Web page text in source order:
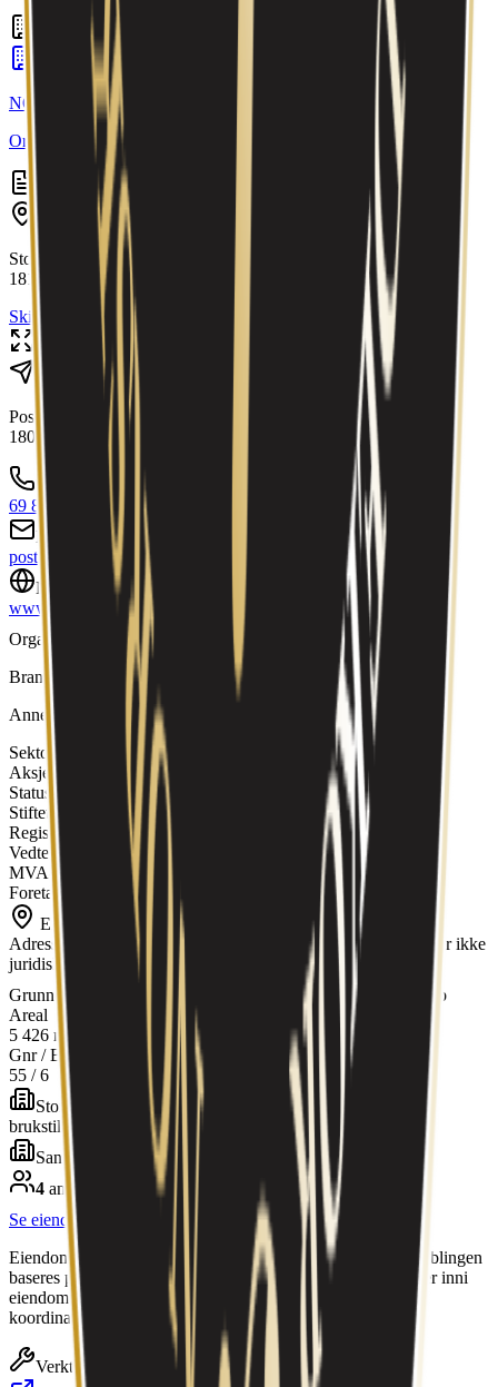
Underenheter
NORSK DEKOR AS
Org.nr:
979663196
Selskapsinformasjon
Adresse
Storveien 8
1816
SKIPTVET
Skiptvet
Østfold
Vis kart
Postadresse
Postboks 114
1806
SKIPTVET
Telefon
69 80 68 80
E-post
post@norskdekor.no
Nettside
www.norskdekor.no
OrganisasjonsformAksjeselskap
Bransje
Annen industriproduksjon ikke nevnt annet sted (32.990
SektorPrivate aksjeselskaper mv.
Aksjekapital
1 391 520 kr
StatusAktiv
Stiftet19. november 1997
Registrert
2. des. 1997
Vedtektsdato
10. des. 2009
MVA-registrert
Foretaksregisteret Ja
Eiendom ved virksomhetsadressen
Adresse-/koordinatkobling fra Matrikkelen; dette dokumenterer ikke
juridisk eierskap.
Grunneiendom
Skiptvet
Uavklart eierskap
Areal
5 426 m²
Gnr / Bnr
55 /6
Stort frittliggende boligbygg på 3 og 4 etasjer
Midlertidig
brukstillatelse
Sannsynlig bygg (18 m)
4 andre selskap erregistrert på samme eiendom
Se eiendommen i detalj
Eiendomsdata fra Kartverket Matrikkelen via Geonorge. Koblingen
baseres på spatial join (selskapets geocodede koordinat ligger inni
eiendomsgrensen) — kan inkludere naboeiendommer hvis
koordinatet er upresist.
Verktøy